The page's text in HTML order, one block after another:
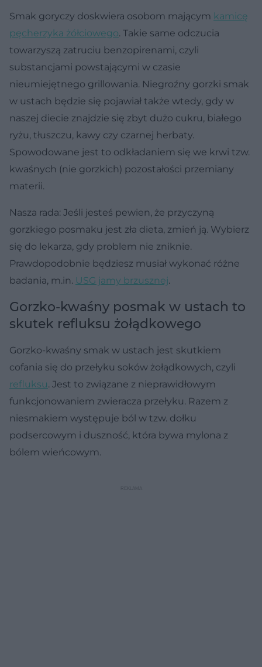
Smak goryczy doskwiera osobom mającym kamicę
pęcherzyka żółciowego. Takie same odczucia
towarzyszą zatruciu benzopirenami, czyli
substancjami powstającymi w czasie
nieumiejętnego grillowania. Niegroźny gorzki smak
w ustach będzie się pojawiał także wtedy, gdy w
naszej diecie znajdzie się zbyt dużo cukru, białego
ryżu, tłuszczu, kawy czy czarnej herbaty.
Spowodowane jest to odkładaniem się we krwi tzw.
kwaśnych (nie gorzkich) pozostałości przemiany
materii.
Nasza rada: Jeśli jesteś pewien, że przyczyną
gorzkiego posmaku jest zła dieta, zmień ją. Wybierz
się do lekarza, gdy problem nie zniknie.
Prawdopodobnie będziesz musiał wykonać różne
badania, m.in. USG jamy brzusznej.
Gorzko-kwaśny posmak w ustach to
skutek refluksu żołądkowego
Gorzko-kwaśny smak w ustach jest skutkiem
cofania się do przełyku soków żołądkowych, czyli
refluksu. Jest to związane z nieprawidłowym
funkcjonowaniem zwieracza przełyku. Razem z
niesmakiem występuje ból w tzw. dołku
podsercowym i duszność, która bywa mylona z
bólem wieńcowym.